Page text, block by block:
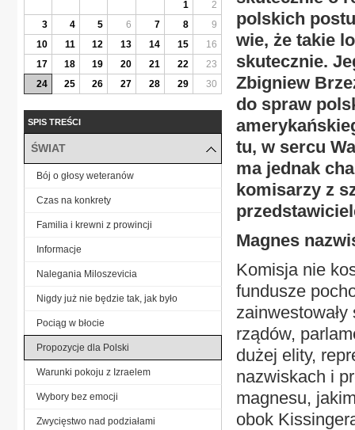
polskich
wie, że takie
skutecznie.
Zbigniew
do spraw
tu, w sercu
ma jednak
komisarzy z
Magnes
Komisja nie
fundusze
rządów,
dużej elity,
nazwiskach i
magnesu,
obok
1
2
3
4 5 6 7 8
9
10
11 12 13 14 15
16
17
18 19 20 21 22
23
24
25 26 27 28 29 30
SPIS TREŚCI
ŚWIAT
Bój o głosy weteranów
Czas na konkrety
Familia i krewni z prowincji
Informacje
Nalegania Miloszevicia
Nigdy już nie będzie tak, jak było
Pociąg w błocie
Propozycje dla Polski
Warunki pokoju z Izraelem
Wybory bez emocji
Zwycięstwo nad podziałami